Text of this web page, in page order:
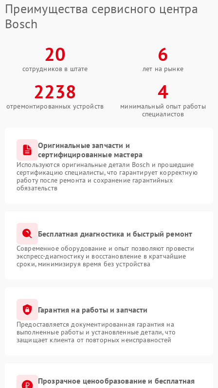
Преимущества сервисного центра
Bosch
20
сотрудников в штате
6
лет на рынке
2238
отремонтированных устройств
4
минимальный опыт работы
специалистов
Оригинальные запчасти и
сертифицированные мастера
Используются оригинальные детали Bosch и прошедшие
сертификацию специалисты, что гарантирует корректную
работу после ремонта и сохранение гарантийных
обязательств
Бесплатная диагностика и быстрый ремонт
Современное оборудование и опыт позволяют провести
экспресс-диагностику и восстановление в кратчайшие
сроки, минимизируя время без устройства
Гарантия на работы и запчасти
Предоставляется документированная гарантия на
выполненные работы и установленные детали, что
защищает клиента от повторных неисправностей
Прозрачное ценообразование и бесплатная